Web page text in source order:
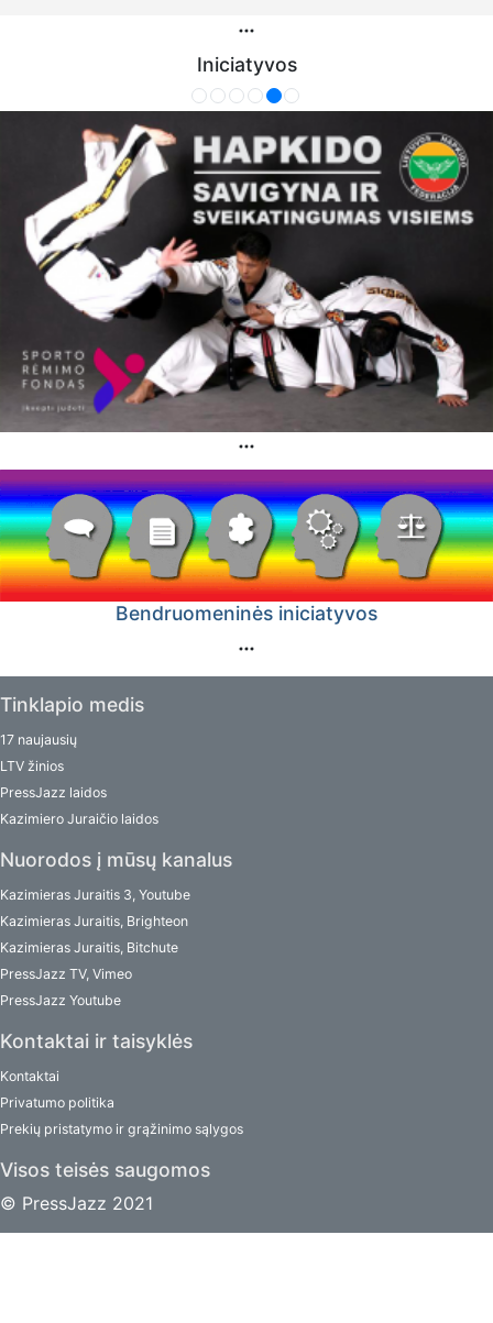
Iniciatyvos
Bendruomeninės iniciatyvos
Tinklapio medis
17 naujausių
LTV žinios
PressJazz laidos
Kazimiero Juraičio laidos
Nuorodos į mūsų kanalus
Kazimieras Juraitis 3, Youtube
Kazimieras Juraitis, Brighteon
Kazimieras Juraitis, Bitchute
PressJazz TV, Vimeo
PressJazz Youtube
Kontaktai ir taisyklės
Kontaktai
Privatumo politika
Prekių pristatymo ir grąžinimo sąlygos
Visos teisės saugomos
© PressJazz 2021